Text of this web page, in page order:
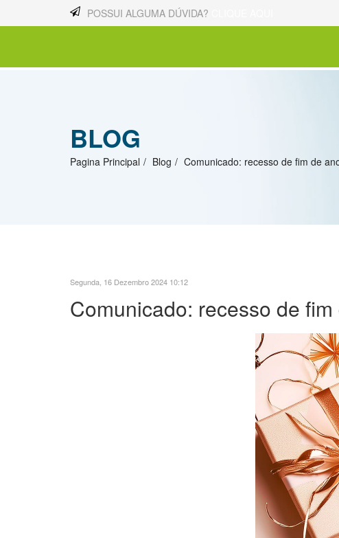
POSSUI ALGUMA DÚVIDA?
BLOG
Pagina Principal Blog Comunicado: recesso de fim de
Segunda, 16 Dezembro 2024 10:12
Comunicado: recesso de